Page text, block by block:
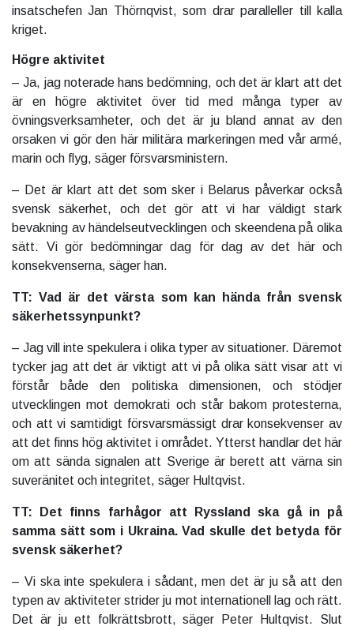
insatschefen Jan Thörnqvist, som drar paralleller till kalla
kriget.
Högre aktivitet
– Ja, jag noterade hans bedömning, och det är klart att det
är en högre aktivitet över tid med många typer av
övningsverksamheter, och det är ju bland annat av den
orsaken vi gör den här militära markeringen med vår armé,
marin och flyg, säger försvarsministern.
– Det är klart att det som sker i Belarus påverkar också
svensk säkerhet, och det gör att vi har väldigt stark
bevakning av händelseutvecklingen och skeendena på olika
sätt. Vi gör bedömningar dag för dag av det här och
konsekvenserna, säger han.
TT: Vad är det värsta som kan hända från svensk
säkerhetssynpunkt?
– Jag vill inte spekulera i olika typer av situationer. Däremot
tycker jag att det är viktigt att vi på olika sätt visar att vi
förstår både den politiska dimensionen, och stödjer
utvecklingen mot demokrati och står bakom protesterna,
och att vi samtidigt försvarsmässigt drar konsekvenser av
att det finns hög aktivitet i området. Ytterst handlar det här
om att sända signalen att Sverige är berett att värna sin
suveränitet och integritet, säger Hultqvist.
TT: Det finns farhågor att Ryssland ska gå in på
samma sätt som i Ukraina. Vad skulle det betyda för
svensk säkerhet?
– Vi ska inte spekulera i sådant, men det är ju så att den
typen av aktiviteter strider ju mot internationell lag och rätt.
Det är ju ett folkrättsbrott, säger Peter Hultqvist. Slut